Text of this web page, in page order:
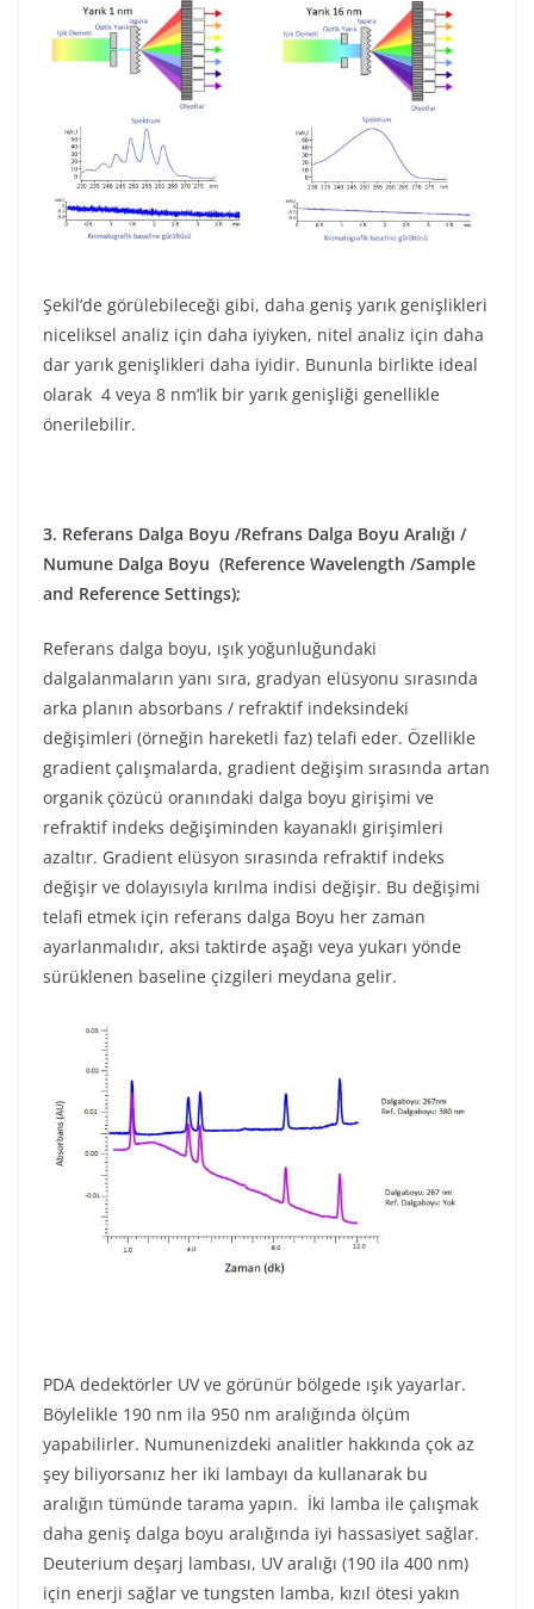
Şekil’de görülebileceği gibi, daha geniş yarık genişlikleri
niceliksel analiz için daha iyiyken, nitel analiz için daha
dar yarık genişlikleri daha iyidir. Bununla birlikte ideal
olarak 4 veya 8 nm’lik bir yarık genişliği genellikle
önerilebilir.
3. Referans Dalga Boyu /Refrans Dalga Boyu Aralığı /
Numune Dalga Boyu (Reference Wavelength /Sample
and Reference Settings);
Referans dalga boyu, ışık yoğunluğundaki
dalgalanmaların yanı sıra, gradyan elüsyonu sırasında
arka planın absorbans / refraktif indeksindeki
değişimleri (örneğin hareketli faz) telafi eder. Özellikle
gradient çalışmalarda, gradient değişim sırasında artan
organik çözücü oranındaki dalga boyu girişimi ve
refraktif indeks değişiminden kayanaklı girişimleri
azaltır. Gradient elüsyon sırasında refraktif indeks
değişir ve dolayısıyla kırılma indisi değişir. Bu değişimi
telafi etmek için referans dalga Boyu her zaman
ayarlanmalıdır, aksi taktirde aşağı veya yukarı yönde
sürüklenen baseline çizgileri meydana gelir.
PDA dedektörler UV ve görünür bölgede ışık yayarlar.
Böylelikle 190 nm ila 950 nm aralığında ölçüm
yapabilirler. Numunenizdeki analitler hakkında çok az
şey biliyorsanız her iki lambayı da kullanarak bu
aralığın tümünde tarama yapın. İki lamba ile çalışmak
daha geniş dalga boyu aralığında iyi hassasiyet sağlar.
Deuterium deşarj lambası, UV aralığı (190 ila 400 nm)
için enerji sağlar ve tungsten lamba, kızıl ötesi yakın